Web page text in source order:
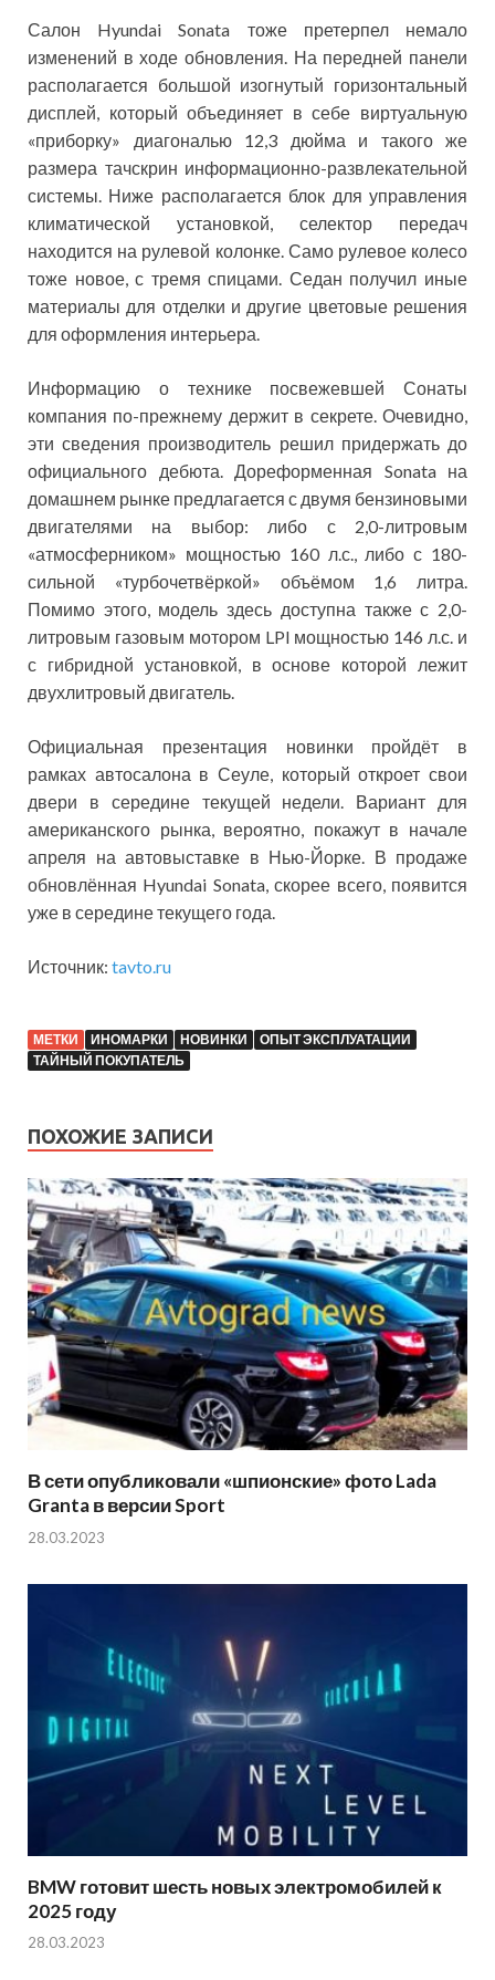
Салон Hyundai Sonata тоже претерпел немало
изменений в ходе обновления. На передней панели
располагается большой изогнутый горизонтальный
дисплей, который объединяет в себе виртуальную
«приборку» диагональю 12,3 дюйма и такого же
размера тачскрин информационно-развлекательной
системы. Ниже располагается блок для управления
климатической установкой, селектор передач
находится на рулевой колонке. Само рулевое колесо
тоже новое, с тремя спицами. Седан получил иные
материалы для отделки и другие цветовые решения
для оформления интерьера.
Информацию о технике посвежевшей Сонаты
компания по-прежнему держит в секрете. Очевидно,
эти сведения производитель решил придержать до
официального дебюта. Дореформенная Sonata на
домашнем рынке предлагается с двумя бензиновыми
двигателями на выбор: либо с 2,0-литровым
«атмосферником» мощностью 160 л.с., либо с 180-
сильной «турбочетвёркой» объёмом 1,6 литра.
Помимо этого, модель здесь доступна также с 2,0-
литровым газовым мотором LPI мощностью 146 л.с. и
с гибридной установкой, в основе которой лежит
двухлитровый двигатель.
Официальная презентация новинки пройдёт в
рамках автосалона в Сеуле, который откроет свои
двери в середине текущей недели. Вариант для
американского рынка, вероятно, покажут в начале
апреля на автовыставке в Нью-Йорке. В продаже
обновлённая Hyundai Sonata, скорее всего, появится
уже в середине текущего года.
Источник: tavto.ru
МЕТКИ ИНОМАРКИ НОВИНКИ
ОПЫТ ЭКСПЛУАТАЦИИ
ТАЙНЫЙ ПОКУПАТЕЛЬ
ПОХОЖИЕ ЗАПИСИ
В сети опубликовали «шпионские» фото Lada
Granta в версии Sport
28.03.2023
BMW готовит шесть новых электромобилей к
2025 году
28.03.2023